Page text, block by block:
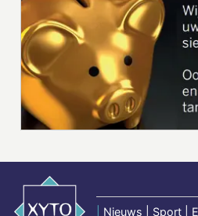
Nieuws | Sport |